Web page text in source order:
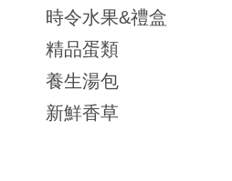
時令水果&禮盒
精品蛋類
養生湯包
新鮮香草